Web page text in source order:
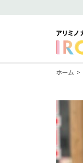
ホーム